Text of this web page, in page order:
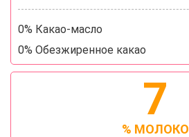
0% Какао-масло
0% Обезжиренное какао
7
% МОЛОКО